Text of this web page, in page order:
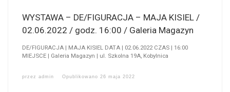
WYSTAWA – DE/FIGURACJA – MAJA KISIEL /
02.06.2022 / godz. 16:00 / Galeria Magazyn
DE/FIGURACJA | MAJA KISIEL DATA | 02.06.2022 CZAS | 16:00
MIEJSCE | Galeria Magazyn | ul. Szkolna 19A, Kobylnica
przezadmin Opublikowano26 maja 2022